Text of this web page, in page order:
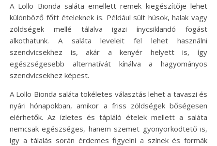
A Lollo Bionda saláta emellett remek kiegészítője lehet
különböző főtt ételeknek is. Például sült húsok, halak vagy
zöldségek mellé tálalva igazi ínycsiklandó fogást
alkothatunk. A saláta leveleit fel lehet használni
szendvicsekhez is, akár a kenyér helyett is, így
egészségesebb alternatívát kínálva a hagyományos
szendvicsekhez képest.
A Lollo Bionda saláta tökéletes választás lehet a tavaszi és
nyári hónapokban, amikor a friss zöldségek bőségesen
elérhetők. Az ízletes és tápláló ételek mellett a saláta
nemcsak egészséges, hanem szemet gyönyörködtető is,
így a tálalás során érdemes figyelni a színek és formák